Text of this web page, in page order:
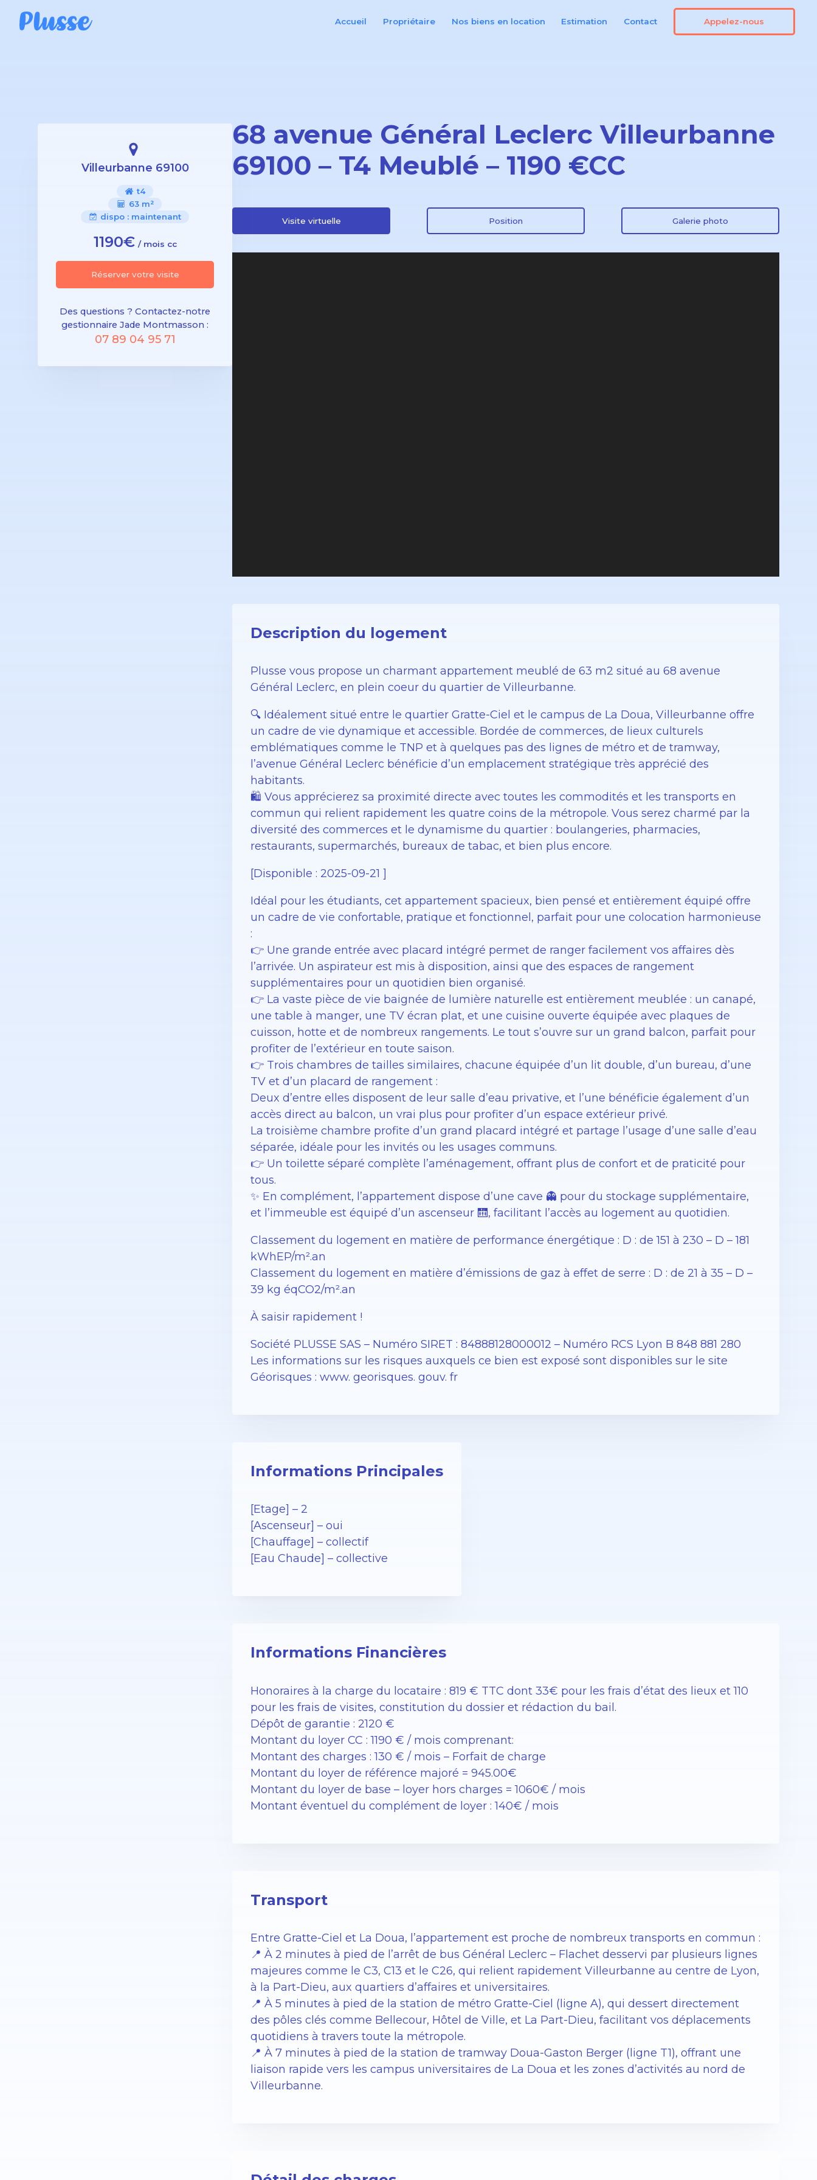
Accueil Propriétaire Nos biens en location Estimation Contact Appelez-nous
Villeurbanne 69100
t4
63 m²
dispo : maintenant
1190€ / mois cc
Réserver votre visite
Des questions ? Contactez-notre
gestionnaire Jade Montmasson :
07 89 04 95 71
68 avenue Général Leclerc Villeurbanne
69100 – T4 Meublé – 1190 €CC
Visite virtuelle Position Galerie photo
Description du logement
Plusse vous propose un charmant appartement meublé de 63 m2 situé au 68 avenue
Général Leclerc, en plein coeur du quartier de Villeurbanne.
🔍 Idéalement situé entre le quartier Gratte-Ciel et le campus de La Doua, Villeurbanne offre
un cadre de vie dynamique et accessible. Bordée de commerces, de lieux culturels
emblématiques comme le TNP et à quelques pas des lignes de métro et de tramway,
l’avenue Général Leclerc bénéficie d’un emplacement stratégique très apprécié des
habitants.
🛍️ Vous apprécierez sa proximité directe avec toutes les commodités et les transports en
commun qui relient rapidement les quatre coins de la métropole. Vous serez charmé par la
diversité des commerces et le dynamisme du quartier : boulangeries, pharmacies,
restaurants, supermarchés, bureaux de tabac, et bien plus encore.
[Disponible : 2025-09-21 ]
Idéal pour les étudiants, cet appartement spacieux, bien pensé et entièrement équipé offre
un cadre de vie confortable, pratique et fonctionnel, parfait pour une colocation harmonieuse
:
👉 Une grande entrée avec placard intégré permet de ranger facilement vos affaires dès
l’arrivée. Un aspirateur est mis à disposition, ainsi que des espaces de rangement
supplémentaires pour un quotidien bien organisé.
👉 La vaste pièce de vie baignée de lumière naturelle est entièrement meublée : un canapé,
une table à manger, une TV écran plat, et une cuisine ouverte équipée avec plaques de
cuisson, hotte et de nombreux rangements. Le tout s’ouvre sur un grand balcon, parfait pour
profiter de l’extérieur en toute saison.
👉 Trois chambres de tailles similaires, chacune équipée d’un lit double, d’un bureau, d’une
TV et d’un placard de rangement :
Deux d’entre elles disposent de leur salle d’eau privative, et l’une bénéficie également d’un
accès direct au balcon, un vrai plus pour profiter d’un espace extérieur privé.
La troisième chambre profite d’un grand placard intégré et partage l’usage d’une salle d’eau
séparée, idéale pour les invités ou les usages communs.
👉 Un toilette séparé complète l’aménagement, offrant plus de confort et de praticité pour
tous.
✨ En complément, l’appartement dispose d’une cave 👻 pour du stockage supplémentaire,
et l’immeuble est équipé d’un ascenseur 🛗, facilitant l’accès au logement au quotidien.
Classement du logement en matière de performance énergétique : D : de 151 à 230 – D – 181
kWhEP/m².an
Classement du logement en matière d’émissions de gaz à effet de serre : D : de 21 à 35 – D –
39 kg éqCO2/m².an
À saisir rapidement !
Société PLUSSE SAS – ​​Numéro SIRET : 84888128000012 – Numéro RCS Lyon B 848 881 280
Les informations sur les risques auxquels ce bien est exposé sont disponibles sur le site
Géorisques : www. georisques. gouv. fr
Informations Principales
[Etage] – 2
[Ascenseur] – oui
[Chauffage] – collectif
[Eau Chaude] – collective
Informations Financières
Honoraires à la charge du locataire : 819 € TTC dont 33€ pour les frais d’état des lieux et 110
pour les frais de visites, constitution du dossier et rédaction du bail.
Dépôt de garantie : 2120 €
Montant du loyer CC : 1190 € / mois comprenant:
Montant des charges : 130 € / mois – Forfait de charge
Montant du loyer de référence majoré = 945.00€
Montant du loyer de base – loyer hors charges = 1060€ / mois
Montant éventuel du complément de loyer : 140€ / mois
Transport
Entre Gratte-Ciel et La Doua, l’appartement est proche de nombreux transports en commun :
📍 À 2 minutes à pied de l’arrêt de bus Général Leclerc – Flachet desservi par plusieurs lignes
majeures comme le C3, C13 et le C26, qui relient rapidement Villeurbanne au centre de Lyon,
à la Part-Dieu, aux quartiers d’affaires et universitaires.
📍 À 5 minutes à pied de la station de métro Gratte-Ciel (ligne A), qui dessert directement
des pôles clés comme Bellecour, Hôtel de Ville, et La Part-Dieu, facilitant vos déplacements
quotidiens à travers toute la métropole.
📍 À 7 minutes à pied de la station de tramway Doua-Gaston Berger (ligne T1), offrant une
liaison rapide vers les campus universitaires de La Doua et les zones d’activités au nord de
Villeurbanne.